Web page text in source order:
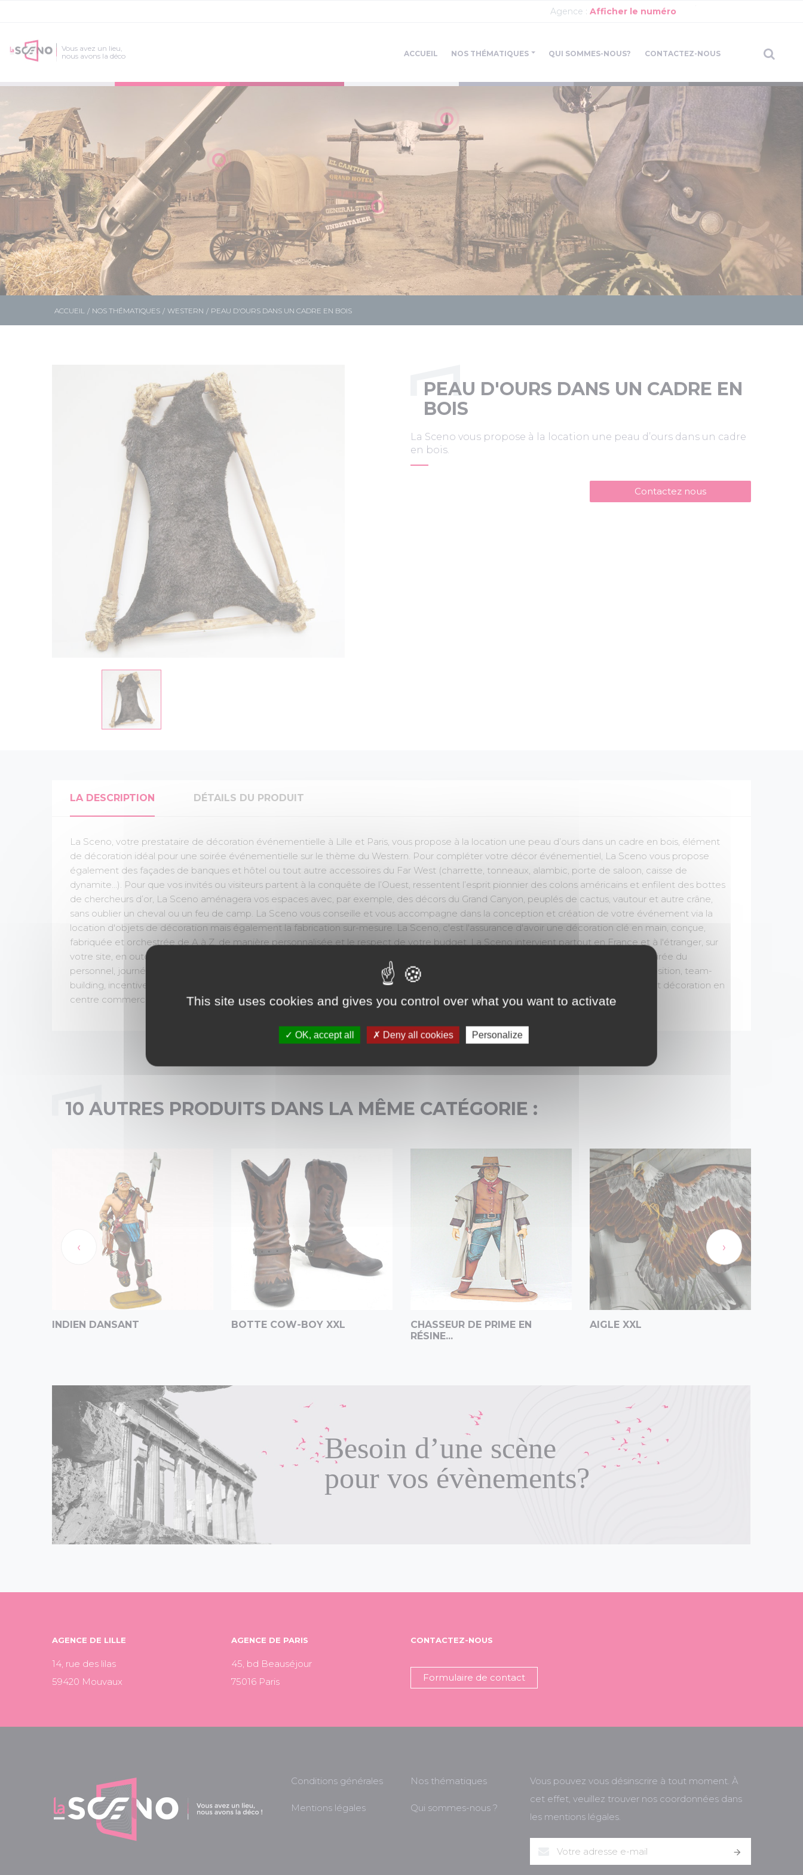
Agence : Afficher le numéro
Vous avez un lieu,
nous avons la déco
ACCUEIL NOS THÉMATIQUES QUI SOMMES-NOUS? CONTACTEZ-NOUS
ACCUEIL NOS THÉMATIQUES WESTERN PEAU D'OURS DANS UN CADRE EN BOIS
PEAU D'OURS DANS UN CADRE EN
BOIS
La Sceno vous propose à la location une peau d’ours dans un cadre
en bois.
Contactez nous
LA DESCRIPTION DÉTAILS DU PRODUIT
La Sceno, votre prestataire de décoration événementielle à Lille et Paris, vous propose à la location une peau d’ours dans un cadre en bois, élément
de décoration idéal pour une soirée événementielle sur le thème du Western. Pour compléter votre décor événementiel, La Sceno vous propose
également des façades de banques et hôtel ou tout autre accessoires du Far West (charrette, tonneaux, alambic, porte de saloon, caisse de
dynamite…). Pour que vos invités ou visiteurs partent à la conquête de l’Ouest, ressentent l’esprit pionnier des colons américains et enfilent des bottes
de chercheurs d’or, La Sceno aménagera vos espaces avec, par exemple, des décors du Grand Canyon, peuplés de cactus, vautour et autre crâne,
sans oublier un cheval ou un feu de camp. La Sceno vous conseille et vous accompagne dans la conception et création de votre événement via la
location d'objets de décoration mais également la fabrication sur-mesure. La Sceno, c'est l'assurance d'avoir une décoration clé en main, conçue,
fabriquée et orchestrée de A à Z, de manière personnalisée et le respect de votre budget. La Sceno intervient partout en France et à l'étranger, sur
votre site, en outdoor ou en indoor pour tous types d'événements (mariage, baby shower, anniversaire, Bar Mitzvah, Arbre de Noël, soirée du
personnel, journée solidaire, convention, assemblée générale, gala, fashion show, lancement de produit, tournage de clip ou télé, exposition, team-
building, incentive, congrès, salon, journée porte ouverte, colloque, remise de prix, festival, événement sportif, green party, animation et décoration en
centre commercial, galerie marchande, retail park, centre commercial outlet...).
10 AUTRES PRODUITS DANS LA MÊME CATÉGORIE :
INDIEN DANSANT BOTTE COW-BOY XXL
CHASSEUR DE PRIME EN
RÉSINE...
AIGLE XXL
‹ ›
Besoin d’une scène
pour vos évènements?
AGENCE DE LILLE
14, rue des lilas
59420 Mouvaux
AGENCE DE PARIS
45, bd Beauséjour
75016 Paris
CONTACTEZ-NOUS
Formulaire de contact
Conditions générales
Mentions légales
Nos thématiques
Qui sommes-nous ?
Vous pouvez vous désinscrire à tout moment. À
cet effet, veuillez trouver nos coordonnées dans
les mentions légales.

This site uses cookies and gives you control over what you want to activate
OK, accept all Deny all cookies Personalize